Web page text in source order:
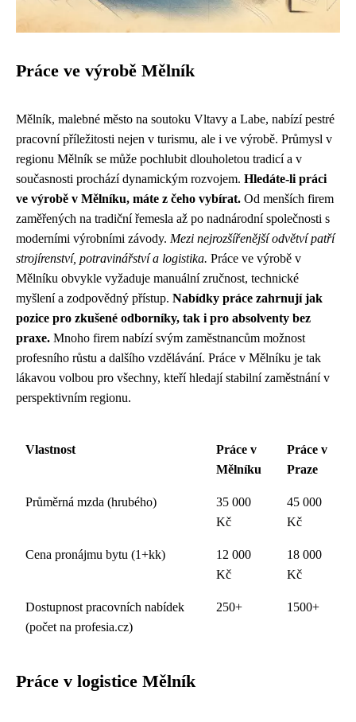
Práce ve výrobě Mělník
Mělník, malebné město na soutoku Vltavy a Labe, nabízí pestré
pracovní příležitosti nejen v turismu, ale i ve výrobě. Průmysl v
regionu Mělník se může pochlubit dlouholetou tradicí a v
současnosti prochází dynamickým rozvojem. Hledáte-li práci
ve výrobě v Mělníku, máte z čeho vybírat. Od menších firem
zaměřených na tradiční řemesla až po nadnárodní společnosti s
moderními výrobními závody. Mezi nejrozšířenější odvětví patří
strojírenství, potravinářství a logistika. Práce ve výrobě v
Mělníku obvykle vyžaduje manuální zručnost, technické
myšlení a zodpovědný přístup. Nabídky práce zahrnují jak
pozice pro zkušené odborníky, tak i pro absolventy bez
praxe. Mnoho firem nabízí svým zaměstnancům možnost
profesního růstu a dalšího vzdělávání. Práce v Mělníku je tak
lákavou volbou pro všechny, kteří hledají stabilní zaměstnání v
perspektivním regionu.
Vlastnost
Práce v
Mělníku
Práce v
Praze
Průměrná mzda (hrubého)
35 000
Kč
45 000
Kč
Cena pronájmu bytu (1+kk)
12 000
Kč
18 000
Kč
Dostupnost pracovních nabídek
(počet na profesia.cz)
250+ 1500+
Práce v logistice Mělník